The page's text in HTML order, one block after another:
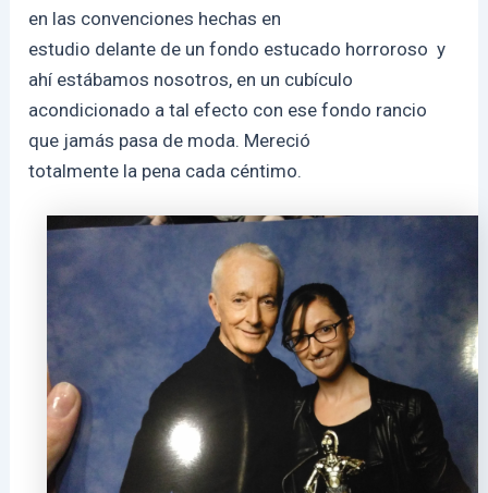
en las convenciones hechas en
estudio delante de un fondo estucado horroroso y
ahí estábamos nosotros, en un cubículo
acondicionado a tal efecto con ese fondo rancio
que jamás pasa de moda. Mereció
totalmente la pena cada céntimo.